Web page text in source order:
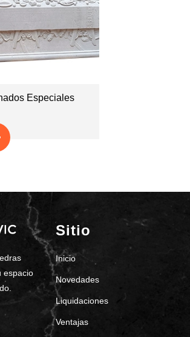
Especiales
espacio
Sitio
Inicio
Novedades
Liquidaciones
Ventajas